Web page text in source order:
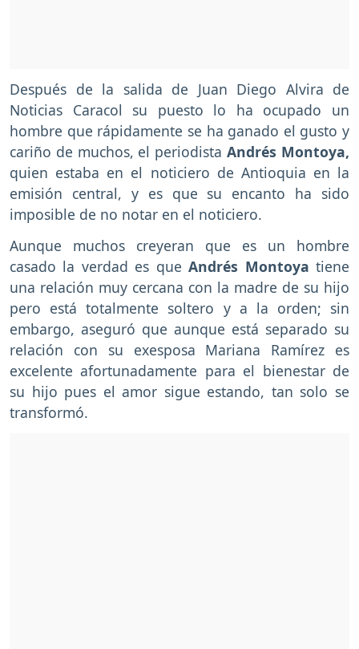
Después de la salida de Juan Diego Alvira de
Noticias Caracol su puesto lo ha ocupado un
hombre que rápidamente se ha ganado el gusto y
cariño de muchos, el periodistaAndrés Montoya,
quien estaba en el noticiero de Antioquia en la
emisión central, y es que su encanto ha sido
imposible de no notar en el noticiero.
Aunque muchos creyeran que es un hombre
casado la verdad es queAndrés Montoya tiene
una relación muy cercana con la madre de su hijo
pero está totalmente soltero y a la orden; sin
embargo, aseguró que aunque está separado su
relación con su exesposa Mariana Ramírez es
excelente afortunadamente para el bienestar de
su hijo pues el amor sigue estando, tan solo se
transformó.